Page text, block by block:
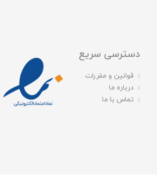
دسترسی سریع
قوانین و مقررات
درباره ما
تماس با ما